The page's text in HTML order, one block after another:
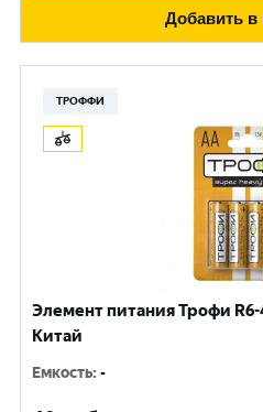
Добавить в
ТРОФФИ
Элемент питания Трофи R6-
Китай
Емкость:-